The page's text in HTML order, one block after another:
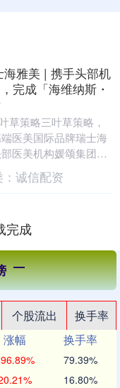
雅美 | 携手头部机
完成「海维纳斯・
草策略三叶草策略，
医美国际品牌瑞士海
医美机构媛颂集团正
手推进国内首款生物
诚信配资
完成
个股流出
换手率
涨幅
换手率
79.39%
16.80%